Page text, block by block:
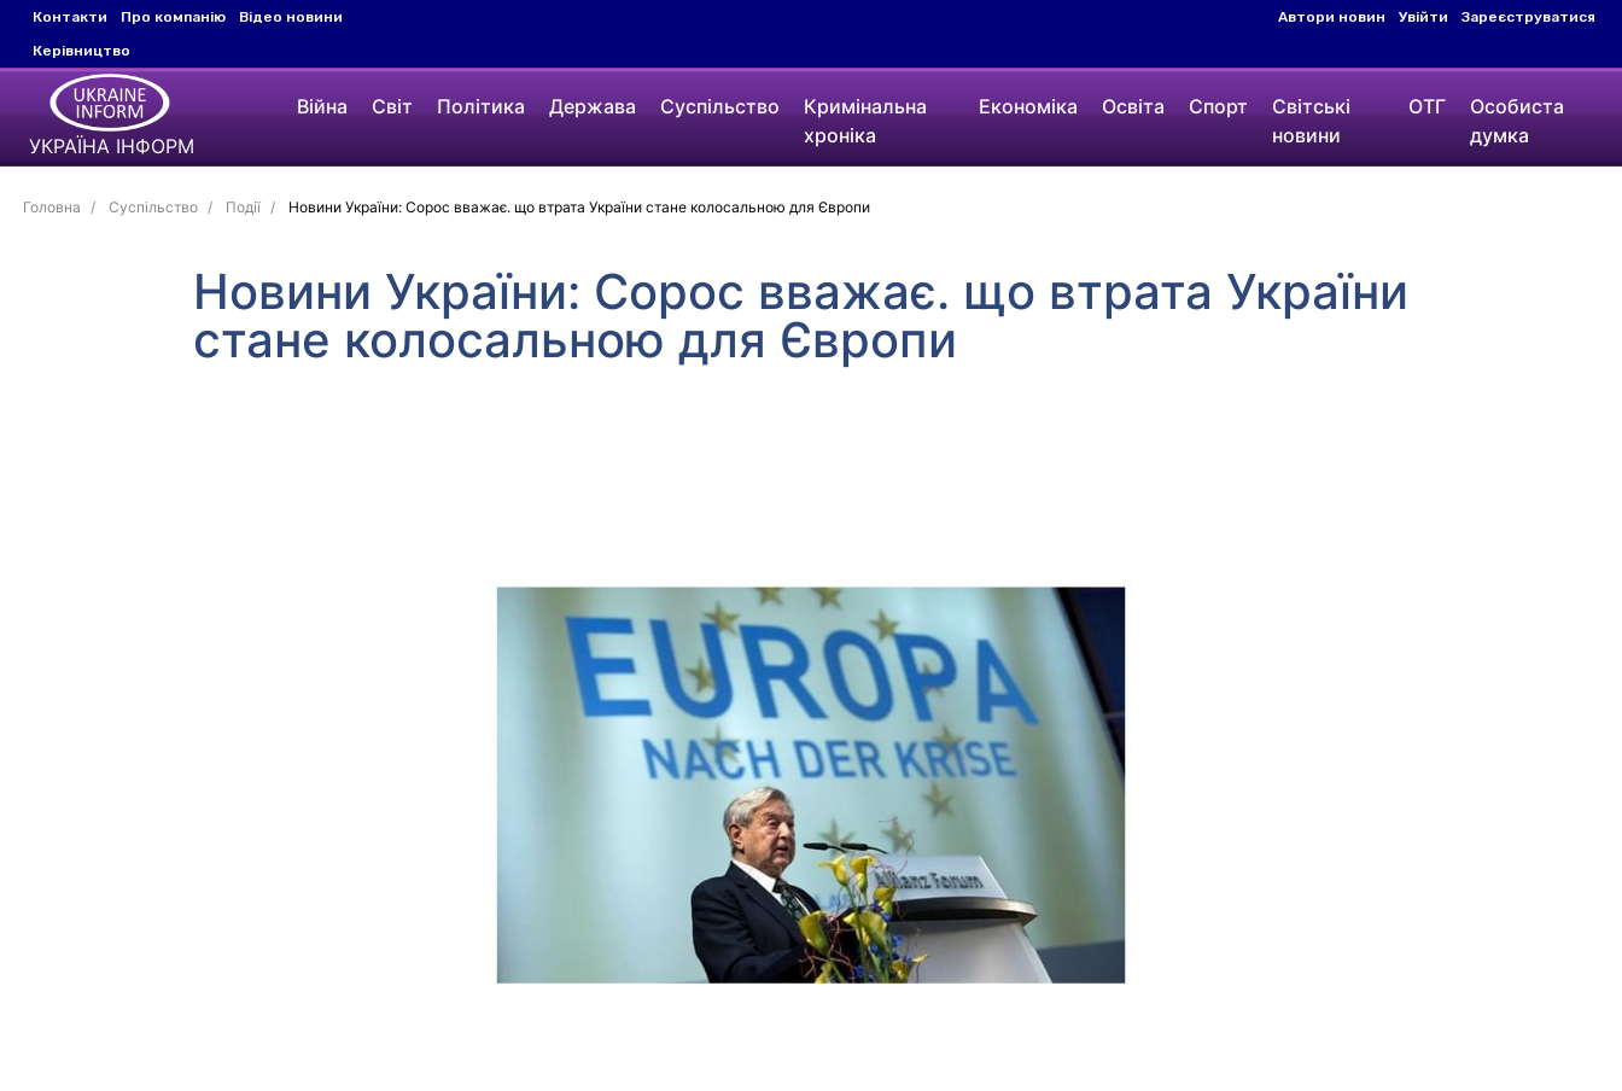
Контакти Про компанію
Відео новини
Керівництво
Автори новин Увійти Зареєструватися
УКРАЇНА ІНФОРМ
Війна Світ Політика Держава Суспільство
Кримінальна
хроніка
Економіка Освіта Спорт
Світські
новини
ОТГ
Особиста
думка
Головна Суспільство Події Новини України: Сорос вважає. що втрата України стане колосальною для Європи
Новини України: Сорос вважає. що втрата України
стане колосальною для Європи